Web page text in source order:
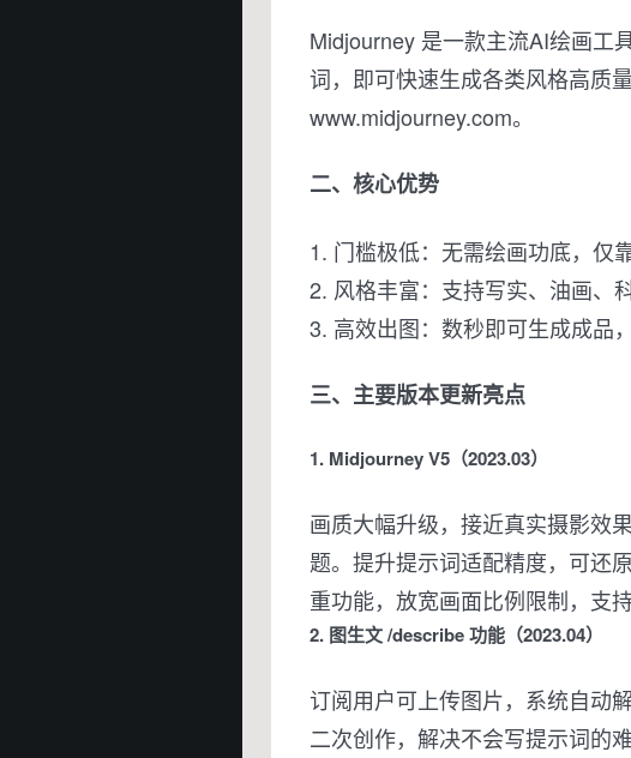
Midjourney 是一款主流AI绘画工
词，即可快速生成各类风格高质
www.midjourney.com。
二、核心优势
1. 门槛极低：无需绘画功底，仅
2. 风格丰富：支持写实、油画、
3. 高效出图：数秒即可生成成品
三、主要版本更新亮点
1. Midjourney V5（2023.03）
画质大幅升级，接近真实摄影效
题。提升提示词适配精度，可还
重功能，放宽画面比例限制，支
2. 图生文 /describe 功能（2023.04）
订阅用户可上传图片，系统自动
二次创作，解决不会写提示词的